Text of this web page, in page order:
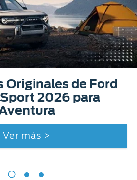
Originales de Ford
2026 para
Ver más >